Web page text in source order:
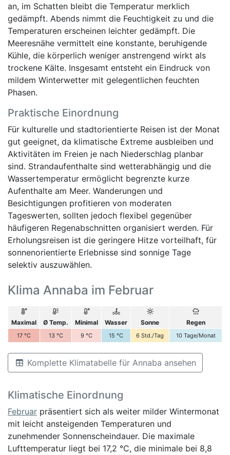
an, im Schatten bleibt die Temperatur merklich
gedämpft. Abends nimmt die Feuchtigkeit zu und die
Temperaturen erscheinen leichter gedämpft. Die
Meeresnähe vermittelt eine konstante, beruhigende
Kühle, die körperlich weniger anstrengend wirkt als
trockene Kälte. Insgesamt entsteht ein Eindruck von
mildem Winterwetter mit gelegentlichen feuchten
Phasen.
Praktische Einordnung
Für kulturelle und stadtorientierte Reisen ist der Monat
gut geeignet, da klimatische Extreme ausbleiben und
Aktivitäten im Freien je nach Niederschlag planbar
sind. Strandaufenthalte sind wetterabhängig und die
Wassertemperatur ermöglicht begrenzte kurze
Aufenthalte am Meer. Wanderungen und
Besichtigungen profitieren von moderaten
Tageswerten, sollten jedoch flexibel gegenüber
häufigeren Regenabschnitten organisiert werden. Für
Erholungsreisen ist die geringere Hitze vorteilhaft, für
sonnenorientierte Erlebnisse sind sonnige Tage
selektiv auszuwählen.
Klima Annaba im Februar
Maximal Ø Temp. Minimal Wasser Sonne Regen
17 °C 13 °C 9 °C 15 °C 6 Std./Tag 10 Tage/Monat
Komplette Klimatabelle für Annaba ansehen
Klimatische Einordnung
Februar präsentiert sich als weiter milder Wintermonat
mit leicht ansteigenden Temperaturen und
zunehmender Sonnenscheindauer. Die maximale
Lufttemperatur liegt bei 17,2 °C, die minimale bei 8,8